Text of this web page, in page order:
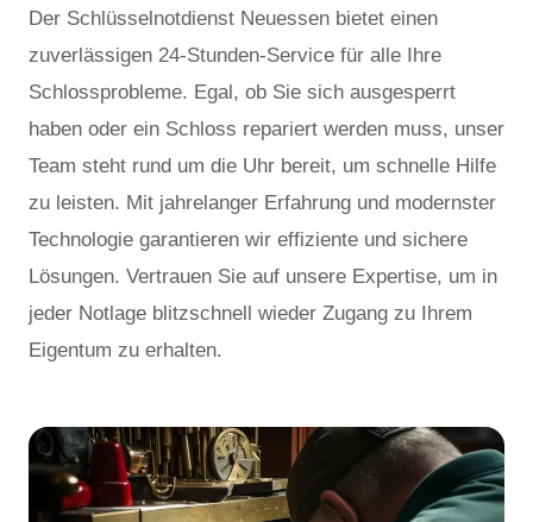
Der Schlüsselnotdienst Neuessen bietet einen
zuverlässigen 24-Stunden-Service für alle Ihre
Schlossprobleme. Egal, ob Sie sich ausgesperrt
haben oder ein Schloss repariert werden muss, unser
Team steht rund um die Uhr bereit, um schnelle Hilfe
zu leisten. Mit jahrelanger Erfahrung und modernster
Technologie garantieren wir effiziente und sichere
Lösungen. Vertrauen Sie auf unsere Expertise, um in
jeder Notlage blitzschnell wieder Zugang zu Ihrem
Eigentum zu erhalten.